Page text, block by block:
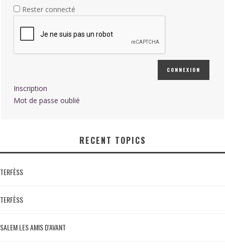
Rester connecté
CONNEXION
Inscription
Mot de passe oublié
RECENT TOPICS
TERFÈSS
TERFÈSS
SALEM LES AMIS D'AVANT